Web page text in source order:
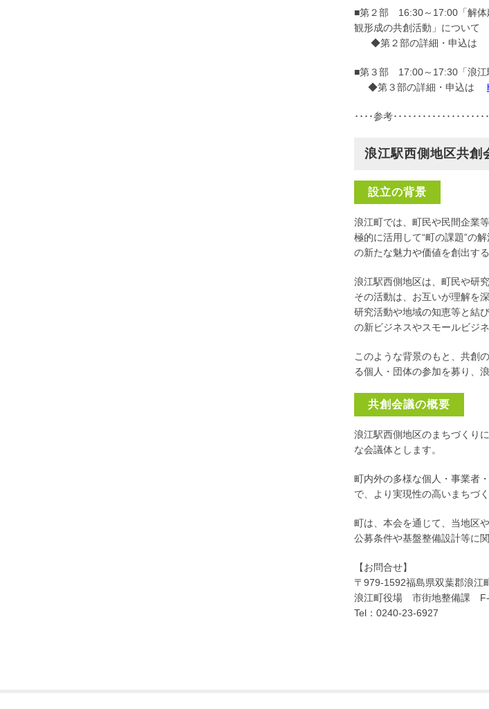
■第２部 16:30～17:00「解体
観形成の共創活動」について
◆第２部の詳細・申込
■第３部 17:00～17:30「浪
◆第３部の詳細・申込は
････参考･･･････････････････
浪江駅西側地区共創
設立の背景
浪江町では、町民や民間企業
極的に活用して“町の課題”の
の新たな魅力や価値を創出す
浪江駅西側地区は、町民や研
その活動は、お互いが理解を
研究活動や地域の知恵等と結
の新ビジネスやスモールビジ
このような背景のもと、共創
る個人・団体の参加を募り、
共創会議の概要
浪江駅西側地区のまちづくり
な会議体とします。
町内外の多様な個人・事業者
で、より実現性の高いまちづ
町は、本会を通じて、当地区
公募条件や基盤整備設計等に
【お問合せ】
〒979-1592福島県双葉郡浪江
浪江町役場 市街地整備課 F-
Tel：0240-23-6927